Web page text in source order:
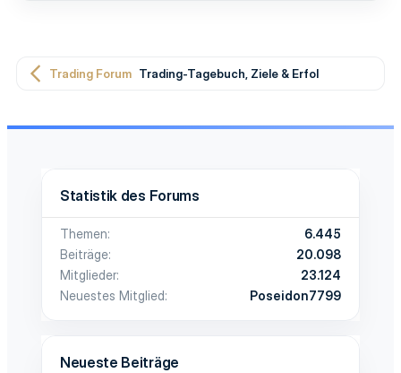
Trading Forum Trading-Tagebuch, Ziele & Erfolge
Statistik des Forums
Themen
6.445
Beiträge
20.098
Mitglieder
23.124
Neuestes Mitglied
Poseidon7799
Neueste Beiträge